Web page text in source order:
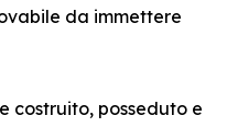
da immettere
costruito, posseduto e